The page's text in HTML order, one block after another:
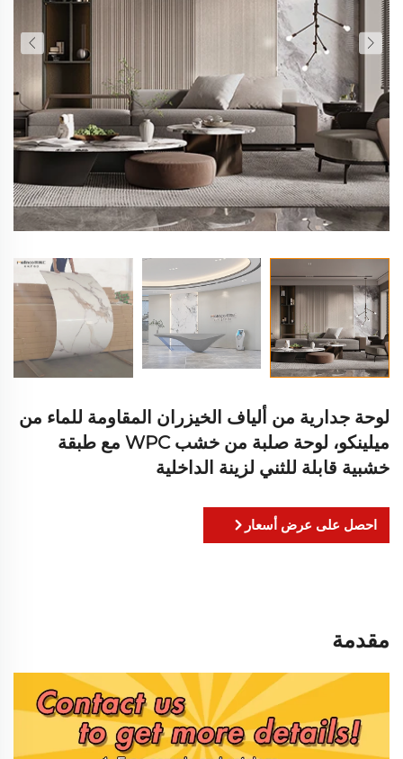
لوحة جدارية من ألياف الخيزران المقاومة للماء من
ميلينكو، لوحة صلبة من خشب WPC مع طبقة
خشبية قابلة للثني لزينة الداخلية
احصل على عرض أسعار
مقدمة